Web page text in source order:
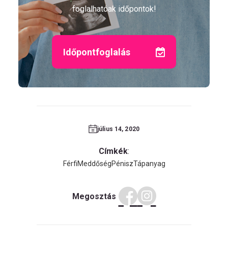
foglalhatóak időpontok!
Időpontfoglalás
július 14, 2020
Címkék:
FérfiMeddőségPéniszTápanyag
Megosztás